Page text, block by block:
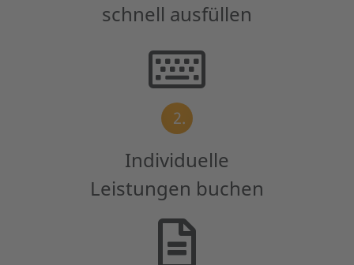
schnell ausfüllen
2.
Individuelle
Leistungen buchen